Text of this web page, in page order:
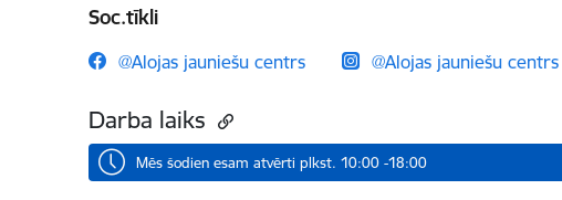
Soc.tīkli
@Alojas jauniešu centrs @Alojas jauniešu centrs
Darba laiks
Mēs šodien esam atvērti plkst. 10:00 -18:00